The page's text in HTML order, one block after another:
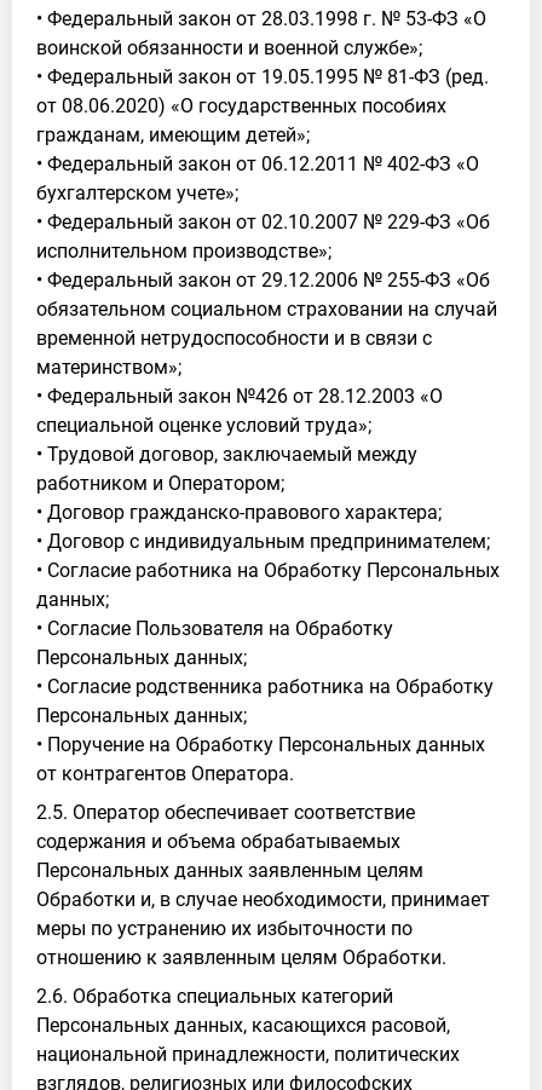
• Федеральный закон от 28.03.1998 г. № 53-ФЗ «О
воинской обязанности и военной службе»;
• Федеральный закон от 19.05.1995 № 81-ФЗ (ред.
от 08.06.2020) «О государственных пособиях
гражданам, имеющим детей»;
• Федеральный закон от 06.12.2011 № 402-ФЗ «О
бухгалтерском учете»;
• Федеральный закон от 02.10.2007 № 229-ФЗ «Об
исполнительном производстве»;
• Федеральный закон от 29.12.2006 № 255-ФЗ «Об
обязательном социальном страховании на случай
временной нетрудоспособности и в связи с
материнством»;
• Федеральный закон №426 от 28.12.2003 «О
специальной оценке условий труда»;
• Трудовой договор, заключаемый между
работником и Оператором;
• Договор гражданско-правового характера;
• Договор с индивидуальным предпринимателем;
• Согласие работника на Обработку Персональных
данных;
• Согласие Пользователя на Обработку
Персональных данных;
• Согласие родственника работника на Обработку
Персональных данных;
• Поручение на Обработку Персональных данных
от контрагентов Оператора.
2.5. Оператор обеспечивает соответствие
содержания и объема обрабатываемых
Персональных данных заявленным целям
Обработки и, в случае необходимости, принимает
меры по устранению их избыточности по
отношению к заявленным целям Обработки.
2.6. Обработка специальных категорий
Персональных данных, касающихся расовой,
национальной принадлежности, политических
взглядов, религиозных или философских